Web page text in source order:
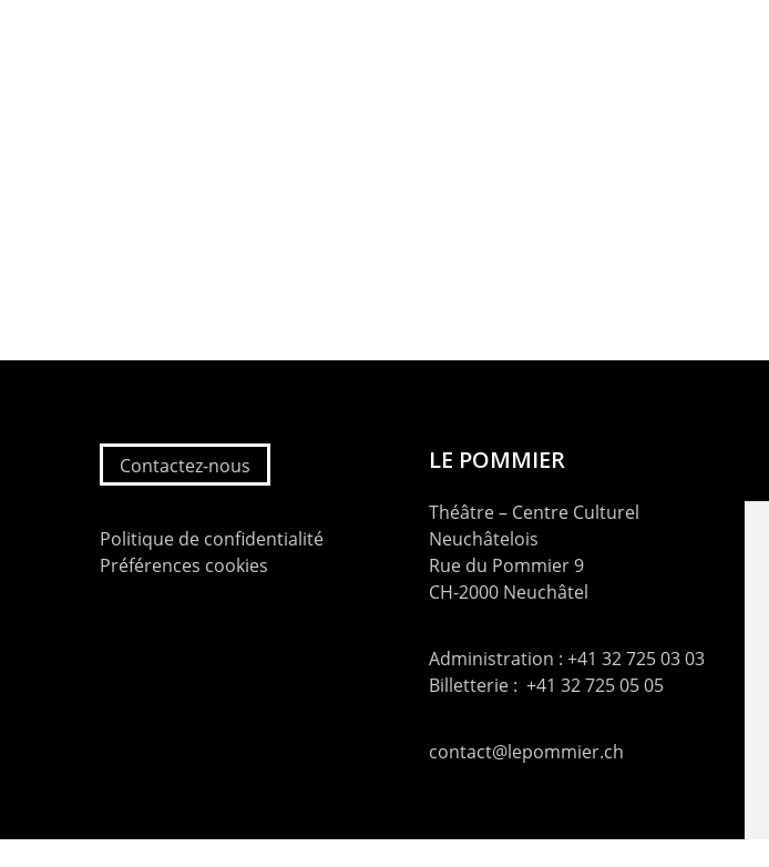
Contactez-nous
Politique de confidentialité
Préférences cookies
LE POMMIER
Théâtre – Centre Culturel
Neuchâtelois
Rue du Pommier 9
CH-2000 Neuchâtel
Administration : +41 32 725 03 03
Billetterie : +41 32 725 05 05
contact@lepommier.ch